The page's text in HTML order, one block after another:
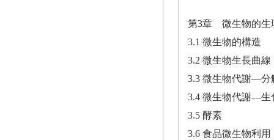
第3章 微生物的生
3.1 微生物的構造
3.2 微生物生長曲線
3.3 微生物代謝—分
3.4 微生物代謝—生
3.5 酵素
3.6 食品微生物利用